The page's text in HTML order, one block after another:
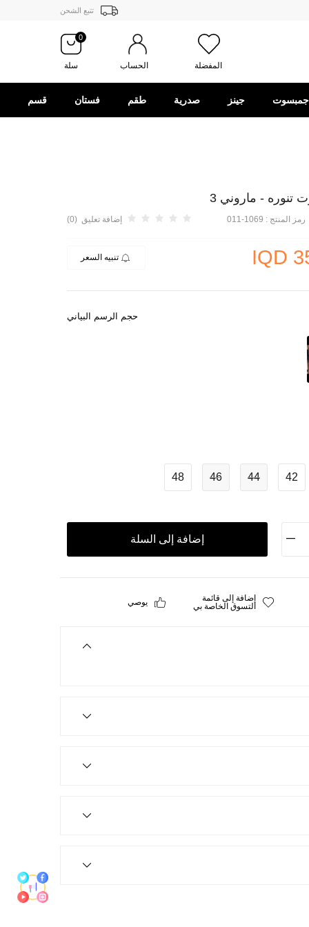
تتبع الشحن
المفضلة الحساب
0
سلة
جمبسوت جينز صدرية طقم فستان قسم
رمز المنتج : 1069-011 إضافة تعليق (0)
تنبيه السعر
حجم الرسم البياني
42
44
46
48
إضافة إلى السلة
إضافة إلى قائمة
التسوق الخاصة بي
يوصي